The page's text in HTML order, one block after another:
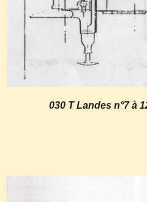
030 T Landes n°7 à